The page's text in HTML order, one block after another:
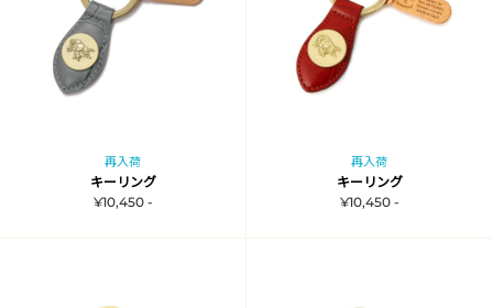
再入荷
キーリング
¥10,450 -
再入荷
キーリング
¥10,450 -